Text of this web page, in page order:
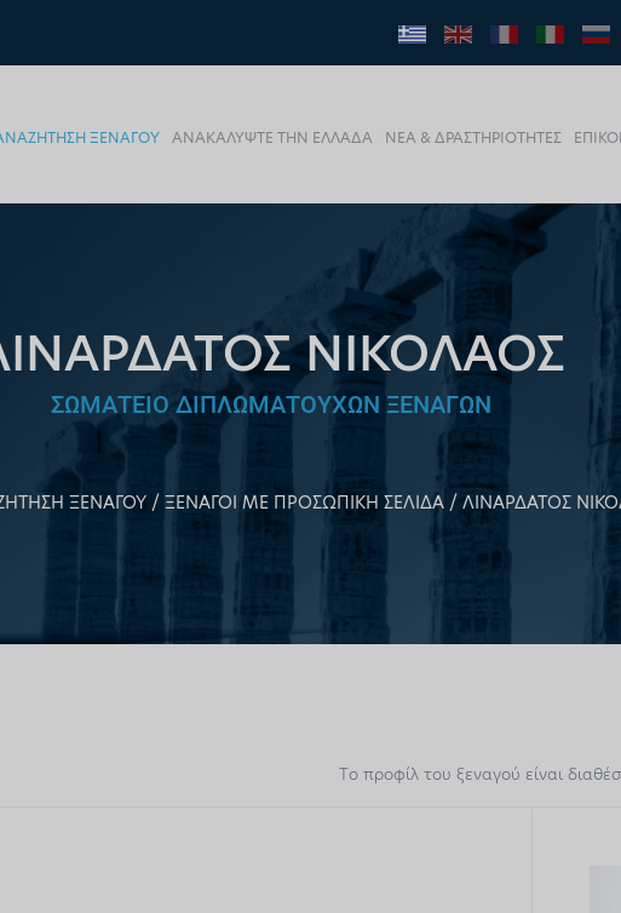
ΞΕΝΑΓΟΥ ΑΝΑΚΑΛΥΨΤΕ ΤΗΝ ΕΛΛΑΔΑ ΝΕΑ & ΔΡΑΣΤΗΡΙΟΤΗΤΕΣ
ΝΙΚΟΛΑΟΣ
ΣΩΜΑΤΕΙΟ ΔΙΠΛΩΜΑΤΟΥΧΩΝ ΞΕΝΑΓΩΝ
ΞΕΝΑΓΟΥ ΞΕΝΑΓΟΙ ΜΕ ΠΡΟΣΩΠΙΚΗ ΣΕΛΙΔΑ ΛΙΝΑΡΔΑΤΟΣ
Tο προφίλ του ξεναγού είναι